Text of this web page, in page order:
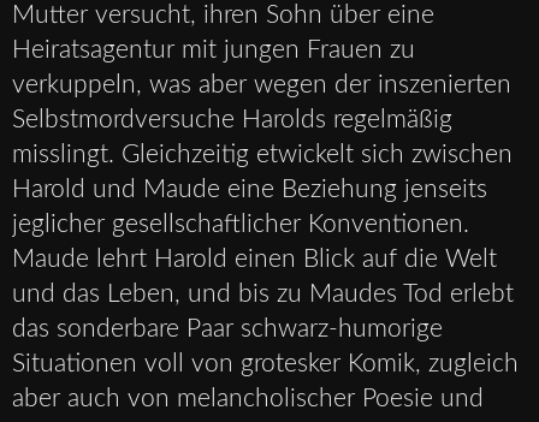
Mutter versucht, ihren Sohn über eine
Heiratsagentur mit jungen Frauen zu
verkuppeln, was aber wegen der inszenierten
Selbstmordversuche Harolds regelmäßig
misslingt. Gleichzeitig etwickelt sich zwischen
Harold und Maude eine Beziehung jenseits
jeglicher gesellschaftlicher Konventionen.
Maude lehrt Harold einen Blick auf die Welt
und das Leben, und bis zu Maudes Tod erlebt
das sonderbare Paar schwarz-humorige
Situationen voll von grotesker Komik, zugleich
aber auch von melancholischer Poesie und